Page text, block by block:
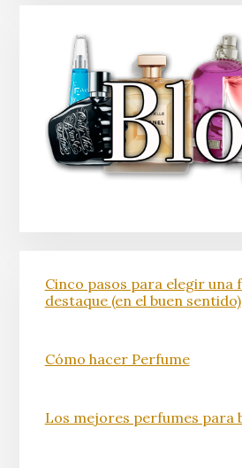
Cinco pasos para elegir una
destaque (en el buen sentido)
Cómo hacer Perfume
Los mejores perfumes para